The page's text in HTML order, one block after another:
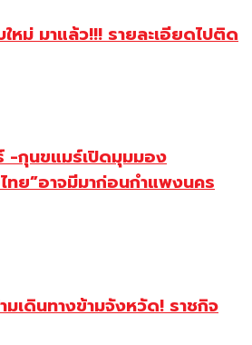
หม่ มาแล้ว!!! รายละเอียดไปติด
-กุนขแมร์เปิดมุมมอง
ทย”อาจมีมาก่อนกำแพงนคร
มเดินทางข้ามจังหวัด! ราชกิจ